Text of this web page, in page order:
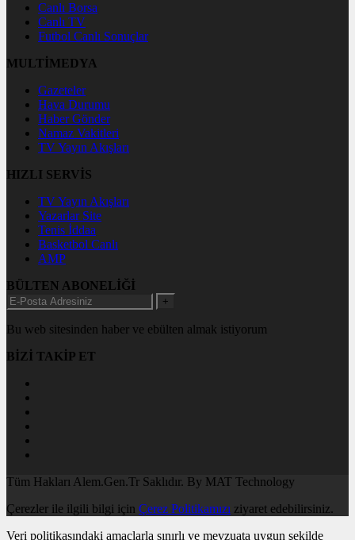
Canlı Borsa
Canlı TV
Futbol Canlı Sonuçlar
MULTİMEDYA
Gazeteler
Hava Durumu
Haber Gönder
Namaz Vakitleri
TV Yayın Akışları
HIZLI SERVİS
TV Yayın Akışları
Yazarlar Site
Tenis İddaa
Basketbol Canlı
AMP
BÜLTEN ABONELİĞİ
+
Bu web sitesinden haber ve ebülten almak istiyorum
BİZİ TAKİP ET
Tüm Hakları Alem.Gen.Tr Saklıdır. By MAT Technology
Çerezler ile ilgili bilgi için Çerez Politikamızı ziyaret edebilirsiniz.
Veri politikasındaki amaçlarla sınırlı ve mevzuata uygun şekilde